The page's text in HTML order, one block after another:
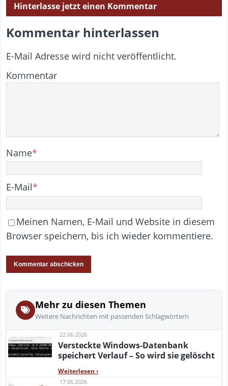
Hinterlasse jetzt einen Kommentar
Kommentar hinterlassen
E-Mail Adresse wird nicht veröffentlicht.
Kommentar
Name*
E-Mail*
Meinen Namen, E-Mail und Website in diesem
Browser speichern, bis ich wieder kommentiere.
Mehr zu diesen Themen
Weitere Nachrichten mit passenden Schlagwörtern
22.06.2026
Versteckte Windows-Datenbank
speichert Verlauf – So wird sie gelöscht
Weiterlesen ›
17.06.2026